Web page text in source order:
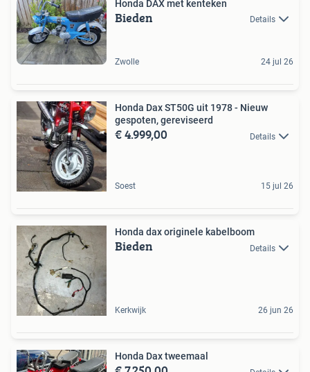
Honda DAX met kenteken
Bieden Details
Zwolle 24 jul 26
Honda Dax ST50G uit 1978 - Nieuw
gespoten, gereviseerd
€ 4.999,00 Details
Soest 15 jul 26
Honda dax originele kabelboom
Bieden Details
Kerkwijk 26 jun 26
Honda Dax tweemaal